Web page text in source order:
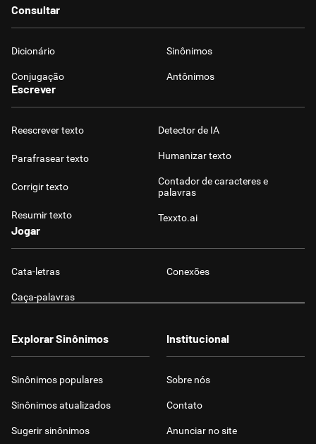
Consultar
Dicionário Sinônimos
Conjugação Antônimos
Escrever
Reescrever texto
Parafrasear texto
Corrigir texto
Resumir texto
Detector de IA
Humanizar texto
Contador de caracteres e
palavras
Texxto.ai
Jogar
Cata-letras Conexões
Caça-palavras
Explorar Sinônimos
Sinônimos populares
Sinônimos atualizados
Sugerir sinônimos
Institucional
Sobre nós
Contato
Anunciar no site